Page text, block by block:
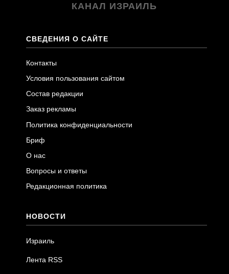
КАНАЛ ИЗРАИЛЬ
СВЕДЕНИЯ О САЙТЕ
Контакты
Условия пользования сайтом
Состав редакции
Заказ рекламы
Политика конфиденциальности
Бриф
О нас
Вопросы и ответы
Редакционная политика
НОВОСТИ
Израиль
Лента RSS